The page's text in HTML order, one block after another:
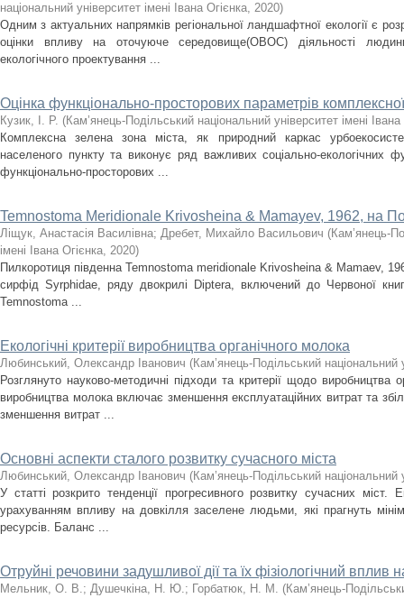
національний університет імені Івана Огієнка, 2020)
Одним з актуальних напрямків регіональної ландшафтної екології є
оцінки впливу на оточуюче середовище(ОВОС) діяльності
екологічного проектування ...
Оцінка функціонально-просторових параметрів
Кузик, І. Р. (Кам’янець-Подільський національний університет імені Івана
Комплексна зелена зона міста, як природний каркас
населеного пункту та виконує ряд важливих соціально-екологічних
функціонально-просторових ...
Temnostoma Meridionale Krivosheina & Mamayev, 1962, на
Ліщук, Анастасія Василівна; Дребет, Михайло Васильович (Кам’янець-
імені Івана Огієнка, 2020)
Пилкоротиця південна Temnostoma meridionale Krivosheina & Mamaev,
сирфід Syrphidae, ряду двокрилі Diptera, включений до Червоної
Temnostoma ...
Екологічні критерії виробництва органічного молока
Любинський, Олександр Іванович (Кам’янець-Подільський національний
Розглянуто науково-методичні підходи та критерії щодо виробництва
виробництва молока включає зменшення експлуатаційних витрат та
зменшення витрат ...
Основні аспекти сталого розвитку сучасного міста
Любинський, Олександр Іванович (Кам’янець-Подільський національний
У статті розкрито тенденції прогресивного розвитку сучасних
урахуванням впливу на довкілля заселене людьми, які прагнуть
ресурсів. Баланс ...
Отруйні речовини задушливої дії та їх фізіологічний вплив
Мельник, О. В.; Душечкіна, Н. Ю.; Горбатюк, Н. М. (Кам’янець-